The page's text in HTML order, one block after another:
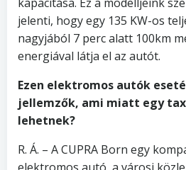
jelenti, hogy egy 135 KW-os
nagyjából 7 perc alatt 100km
energiával látja el az autót.
Ezen elektromos autók
jellemzők, ami miatt egy
lehetnek?
R. Á. – A CUPRA Born egy